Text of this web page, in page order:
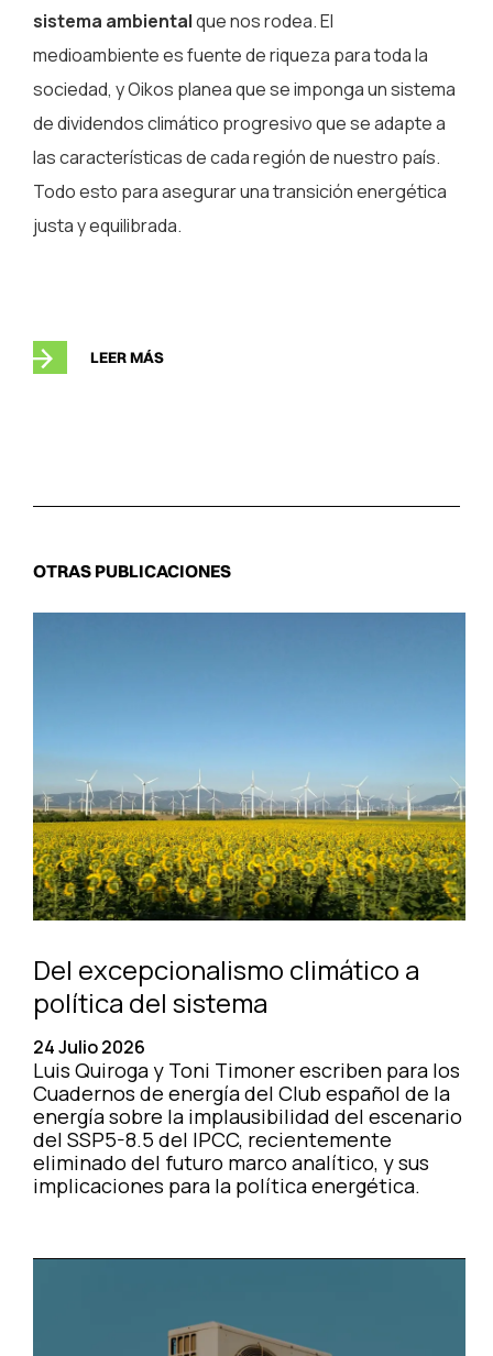
sistema ambientalque nos rodea. El
medioambiente es fuente de riqueza para toda la
sociedad, y Oikos planea que se imponga un sistema
de dividendos climático progresivo que se adapte a
las características de cada región de nuestro país.
Todo esto para asegurar una transición energética
justa y equilibrada.
LEER MÁS
OTRAS PUBLICACIONES
Del excepcionalismo climático a
política del sistema
24 Julio 2026
Luis Quiroga y Toni Timoner escriben para los
Cuadernos de energía del Club español de la
energía sobre la implausibilidad del escenario
del SSP5-8.5 del IPCC, recientemente
eliminado del futuro marco analítico, y sus
implicaciones para la política energética.